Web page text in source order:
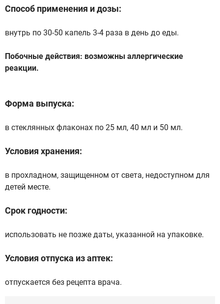
Способ применения и дозы:
внутрь по 30-50 капель 3-4 раза в день до еды.
Побочные действия: возможны аллергические
реакции.
Форма выпуска:
в стеклянных флаконах по 25 мл, 40 мл и 50 мл.
Условия хранения:
в прохладном, защищенном от света, недоступном для
детей месте.
Срок годности:
использовать не позже даты, указанной на упаковке.
Условия отпуска из аптек:
отпускается без рецепта врача.